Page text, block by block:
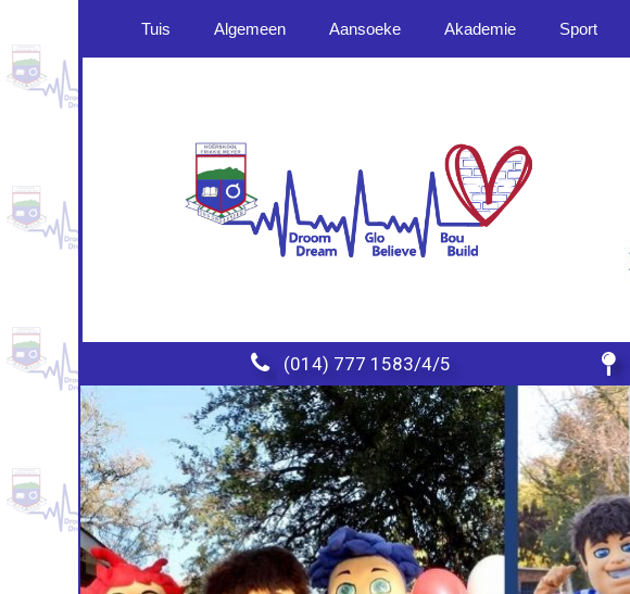
Tuis Algemeen Aansoeke Akademie Sport
 (014) 777 1583/4/5 